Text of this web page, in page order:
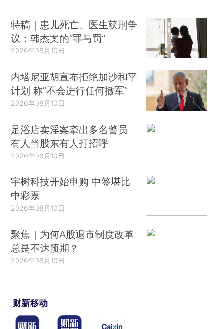
特稿｜患儿死亡、医生获刑争
议：韩杰案的“罪与罚”
2026年08月10日
内塔尼亚胡宣布拒绝加沙和平
计划 称“不会进行任何撤军”
2026年08月10日
足浴店卖淫案牵出多名警员
有人当股东有人打招呼
2026年08月10日
宇树科技开始申购 中签堪比
中彩票
2026年08月10日
聚焦｜为何A股退市制度改革
总是不达预期？
2026年08月10日
财新移动